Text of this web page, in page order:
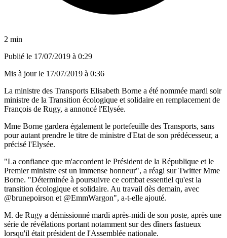
2 min
Publié le 17/07/2019 à 0:29
Mis à jour le 17/07/2019 à 0:36
La ministre des Transports Elisabeth Borne a été nommée mardi soir
ministre de la Transition écologique et solidaire en remplacement de
François de Rugy, a annoncé l'Elysée.
Mme Borne gardera également le portefeuille des Transports, sans
pour autant prendre le titre de ministre d'Etat de son prédécesseur, a
précisé l'Elysée.
"La confiance que m'accordent le Président de la République et le
Premier ministre est un immense honneur", a réagi sur Twitter Mme
Borne. "Déterminée à poursuivre ce combat essentiel qu'est la
transition écologique et solidaire. Au travail dès demain, avec
@brunepoirson et @EmmWargon", a-t-elle ajouté.
M. de Rugy a démissionné mardi après-midi de son poste, après une
série de révélations portant notamment sur des dîners fastueux
lorsqu'il était président de l'Assemblée nationale.